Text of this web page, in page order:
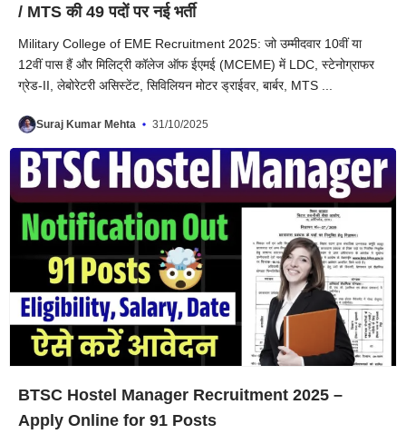
/ MTS की 49 पदों पर नई भर्ती
Military College of EME Recruitment 2025: जो उम्मीदवार 10वीं या
12वीं पास हैं और मिलिट्री कॉलेज ऑफ ईएमई (MCEME) में LDC, स्टेनोग्राफर
ग्रेड-II, लेबोरेटरी असिस्टेंट, सिविलियन मोटर ड्राईवर, बार्बर, MTS ...
Suraj Kumar Mehta 31/10/2025
BTSC Hostel Manager Recruitment 2025 –
Apply Online for 91 Posts